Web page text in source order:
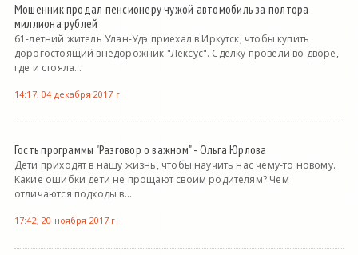
Мошенник продал пенсионеру чужой автомобиль за полтора
миллиона рублей
61-летний житель Улан-Удэ приехал в Иркутск, чтобы купить
дорогостоящий внедорожник "Лексус". Сделку провели во дворе,
где и стояла...
14:17, 04 декабря 2017 г.
Гость программы "Разговор о важном" - Ольга Юрлова
Дети приходят в нашу жизнь, чтобы научить нас чему-то новому.
Какие ошибки дети не прощают своим родителям? Чем
отличаются подходы в...
17:42, 20 ноября 2017 г.